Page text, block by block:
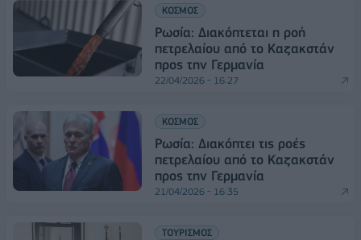
ΚΟΣΜΟΣ
Ρωσία: Διακόπτεται η ροή
πετρελαίου από το Καζακστάν
προς την Γερμανία
22/04/2026 - 16:27
ΚΟΣΜΟΣ
Ρωσία: Διακόπτει τις ροές
πετρελαίου από το Καζακστάν
προς την Γερμανία
21/04/2026 - 16:35
ΤΟΥΡΙΣΜΟΣ